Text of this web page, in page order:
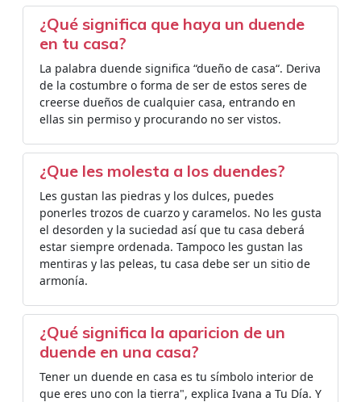
¿Qué significa que haya un duende
en tu casa?
La palabra duende significa “dueño de casa“. Deriva
de la costumbre o forma de ser de estos seres de
creerse dueños de cualquier casa, entrando en
ellas sin permiso y procurando no ser vistos.
¿Que les molesta a los duendes?
Les gustan las piedras y los dulces, puedes
ponerles trozos de cuarzo y caramelos. No les gusta
el desorden y la suciedad así que tu casa deberá
estar siempre ordenada. Tampoco les gustan las
mentiras y las peleas, tu casa debe ser un sitio de
armonía.
¿Qué significa la aparicion de un
duende en una casa?
Tener un duende en casa es tu símbolo interior de
que eres uno con la tierra", explica Ivana a Tu Día. Y